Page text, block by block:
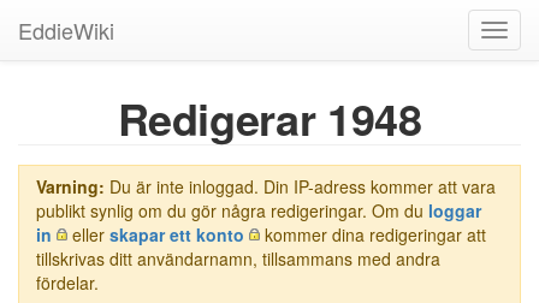
EddieWiki
Redigerar 1948
Varning: Du är inte inloggad. Din IP-adress kommer att vara
publikt synlig om du gör några redigeringar. Om du loggar
in
eller skapar ett konto
kommer dina redigeringar att
tillskrivas ditt användarnamn, tillsammans med andra
fördelar.